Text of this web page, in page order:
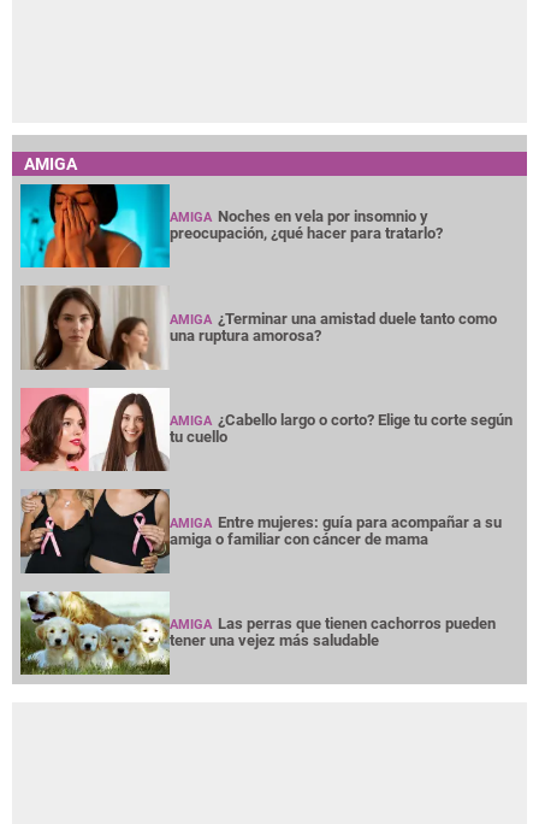
AMIGA
AMIGA Noches en vela por insomnio y
preocupación, ¿qué hacer para tratarlo?
AMIGA ¿Terminar una amistad duele tanto como
una ruptura amorosa?
AMIGA ¿Cabello largo o corto? Elige tu corte según
tu cuello
AMIGA Entre mujeres: guía para acompañar a su
amiga o familiar con cáncer de mama
AMIGA Las perras que tienen cachorros pueden
tener una vejez más saludable